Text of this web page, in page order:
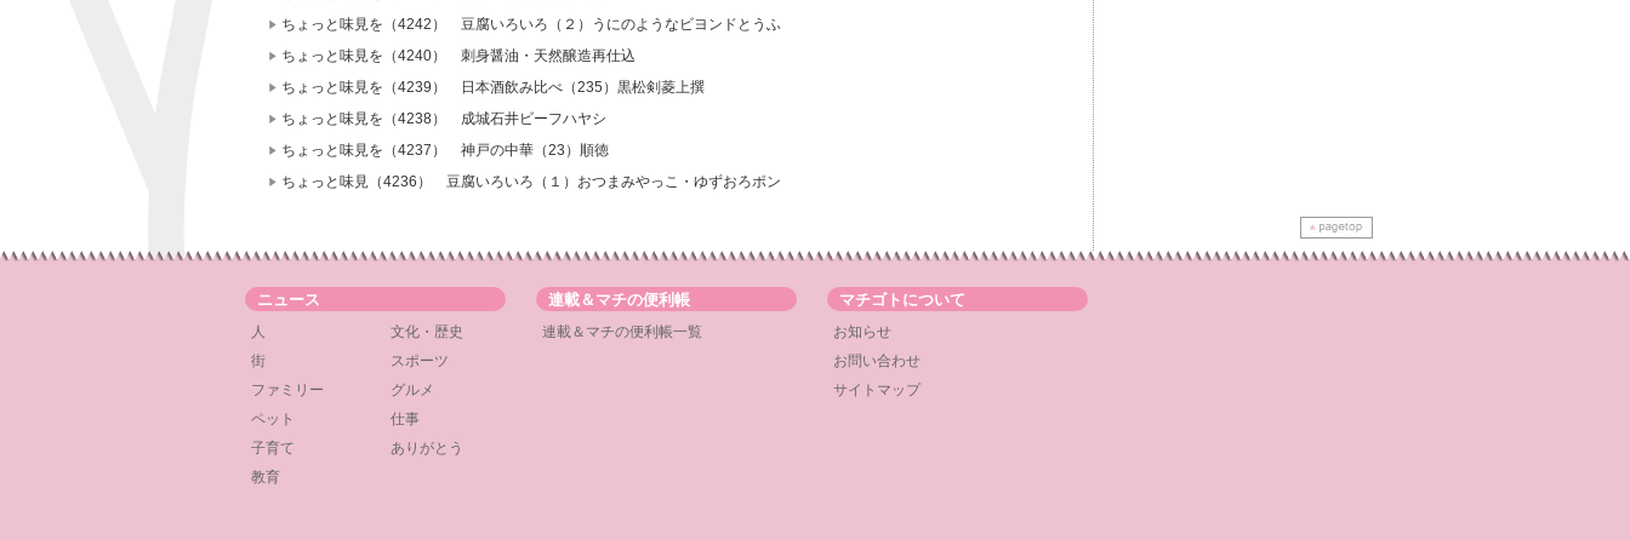
ちょっと味見を（4242） 豆腐いろいろ（２）うにのようなビヨンドとうふ
ちょっと味見を（4240） 刺身醤油・天然醸造再仕込
ちょっと味見を（4239） 日本酒飲み比べ（235）黒松剣菱上撰
ちょっと味見を（4238） 成城石井ビーフハヤシ
ちょっと味見を（4237） 神戸の中華（23）順徳
ちょっと味見（4236） 豆腐いろいろ（１）おつまみやっこ・ゆずおろポン
ニュース
人
文化・歴史
街
スポーツ
ファミリー
グルメ
ペット
仕事
子育て
ありがとう
教育
連載＆マチの便利帳
連載＆マチの便利帳一覧
マチゴトについて
お知らせ
お問い合わせ
サイトマップ